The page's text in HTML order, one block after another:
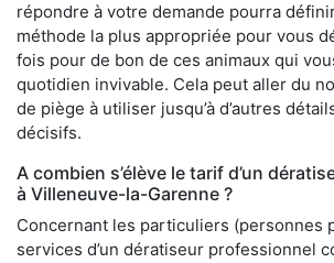
répondre à votre demande pourra
méthode la plus appropriée pour vous
fois pour de bon de ces animaux qui
quotidien invivable. Cela peut aller du
de piège à utiliser jusqu’à d’autres
décisifs.
A combien s’élève le tarif d’un
à Villeneuve-la-Garenne ?
Concernant les particuliers (personnes
services d’un dératiseur professionnel